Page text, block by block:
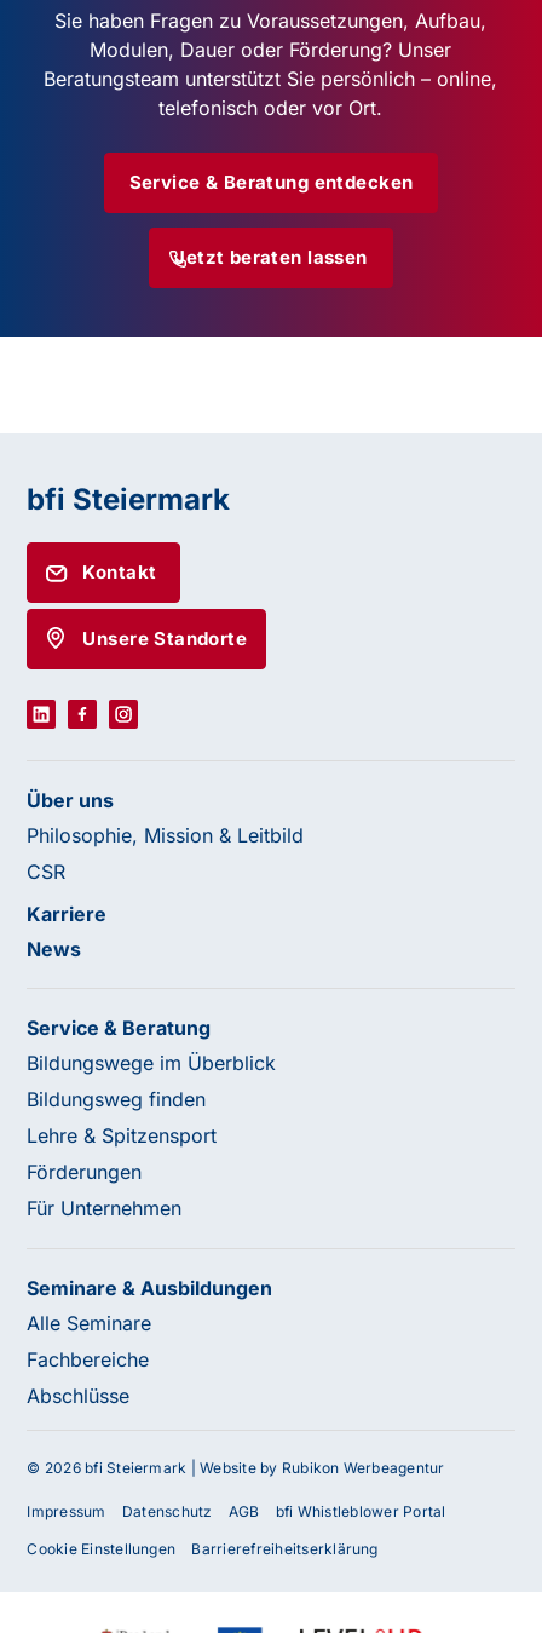
Sie haben Fragen zu Voraussetzungen, Aufbau,
Modulen, Dauer oder Förderung? Unser
Beratungsteam unterstützt Sie persönlich – online,
telefonisch oder vor Ort.
Service & Beratung entdecken
Jetzt beraten lassen
bfi Steiermark
Kontakt
Unsere Standorte
Über uns
Philosophie, Mission & Leitbild
CSR
Karriere
News
Service & Beratung
Bildungswege im Überblick
Bildungsweg finden
Lehre & Spitzensport
Förderungen
Für Unternehmen
Seminare & Ausbildungen
Alle Seminare
Fachbereiche
Abschlüsse
© 2026 bfi Steiermark |Website by Rubikon Werbeagentur
Impressum Datenschutz AGB bfi Whistleblower Portal
Cookie Einstellungen Barrierefreiheitserklärung